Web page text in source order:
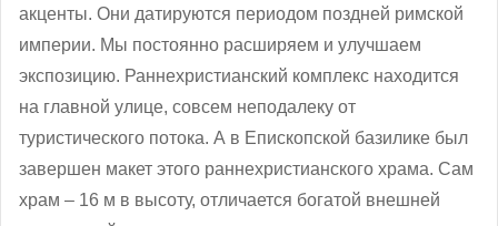
акценты. Они датируются периодом поздней римской
империи. Мы постоянно расширяем и улучшаем
экспозицию. Раннехристианский комплекс находится
на главной улице, совсем неподалеку от
туристического потока. А в Епископской базилике был
завершен макет этого раннехристианского храма. Сам
храм – 16 м в высоту, отличается богатой внешней